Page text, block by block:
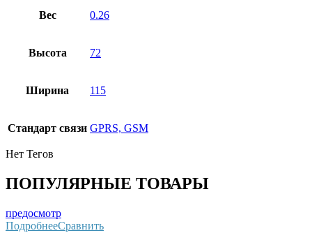
Вес 0.26
Высота 72
Ширина 115
Стандарт связи GPRS, GSM
Нет Тегов
ПОПУЛЯРНЫЕ ТОВАРЫ
предосмотр
ПодробнееСравнить